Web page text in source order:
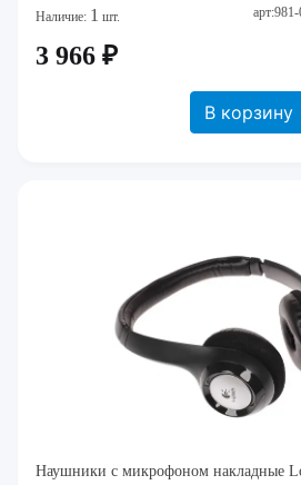
Наличие: 1 шт.
3 966 ₽
В корзину
Наушники с микрофоном накладные